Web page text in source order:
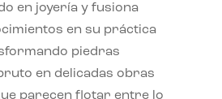
en joyería y fusiona
en su práctica
piedras
en delicadas obras
parecen flotar entre lo